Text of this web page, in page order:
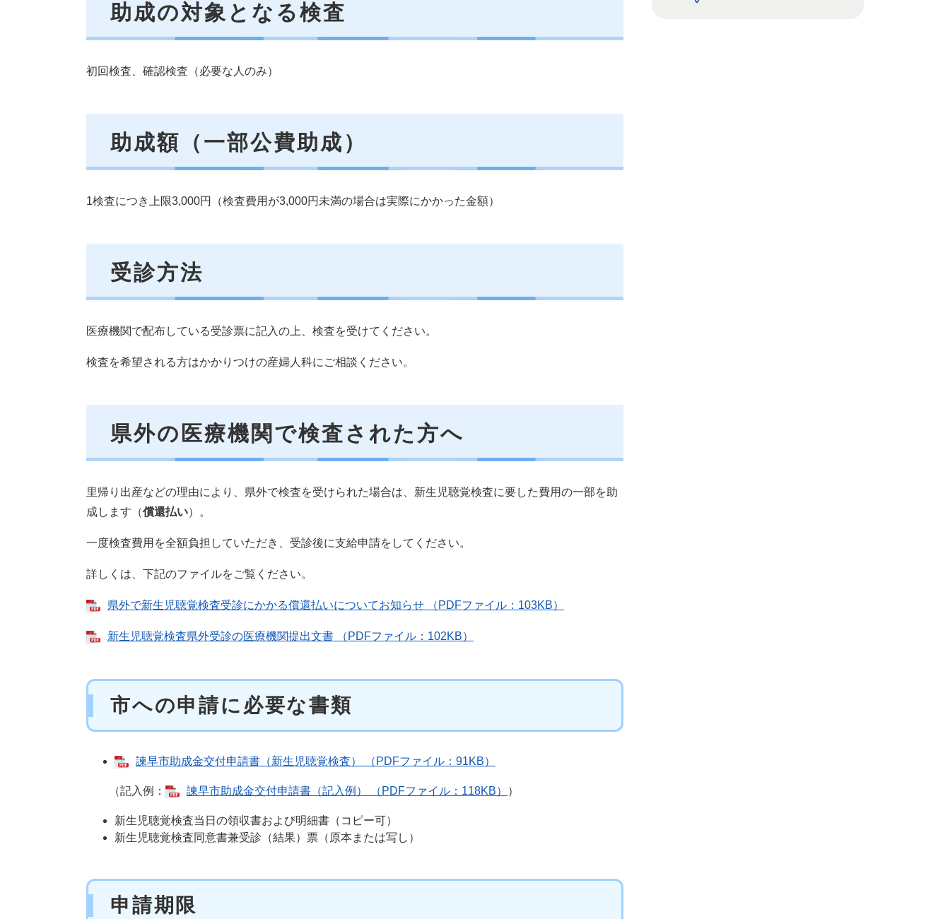
助成の対象となる検査
初回検査、確認検査（必要な人のみ）
助成額（一部公費助成）
1検査につき上限3,000円（検査費用が3,000円未満の場合は実際にかかった金額）
受診方法
医療機関で配布している受診票に記入の上、検査を受けてください。
検査を希望される方はかかりつけの産婦人科にご相談ください。
県外の医療機関で検査された方へ
里帰り出産などの理由により、県外で検査を受けられた場合は、新生児聴覚検査に要した費用の一部を助
成します（償還払い）。
一度検査費用を全額負担していただき、受診後に支給申請をしてください。
詳しくは、下記のファイルをご覧ください。
県外で新生児聴覚検査受診にかかる償還払いについてお知らせ （PDFファイル：103KB）
新生児聴覚検査県外受診の医療機関提出文書 （PDFファイル：102KB）
市への申請に必要な書類
諫早市助成金交付申請書（新生児聴覚検査） （PDFファイル：91KB）
（記入例： 諫早市助成金交付申請書（記入例） （PDFファイル：118KB） ）
新生児聴覚検査当日の領収書および明細書（コピー可）
新生児聴覚検査同意書兼受診（結果）票（原本または写し）
申請期限